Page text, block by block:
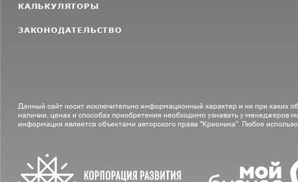
КАЛЬКУЛЯТОРЫ
ЗАКОНОДАТЕЛЬСТВО
Данный сайт носит исключительно информационный характер и ни при каких
наличии, ценах и способах приобретения необходимо узнавать у
информация является объектами авторского права "Крионика". Любое